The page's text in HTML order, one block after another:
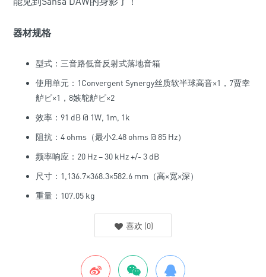
器材规格
型式：三音路低音反射式落地音箱
使用单元：1Convergent Synergy丝质软半球高音×1，7贾幸
舻ピ×1，8嫉鸵舻ピ×2
效率：91 dB @ 1W, 1m, 1k
阻抗：4 ohms（最小2.48 ohms @ 85 Hz）
频率响应：20 Hz – 30 kHz +/- 3 dB
尺寸：1,136.7×368.3×582.6 mm（高×宽×深）
重量：107.05 kg
喜欢 (0)